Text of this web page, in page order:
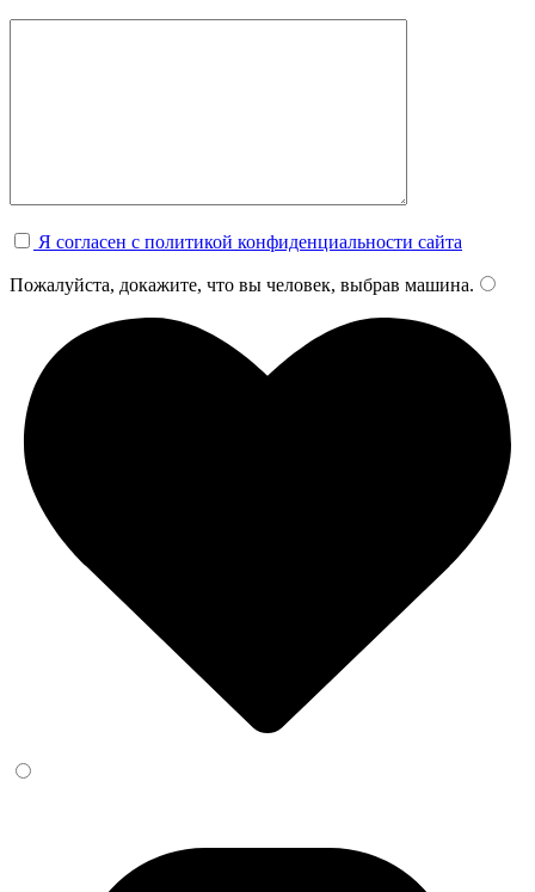
Я согласен с политикой конфиденциальности сайта
Пожалуйста, докажите, что вы человек, выбрав машина.